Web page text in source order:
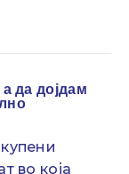
да дојдам
во која